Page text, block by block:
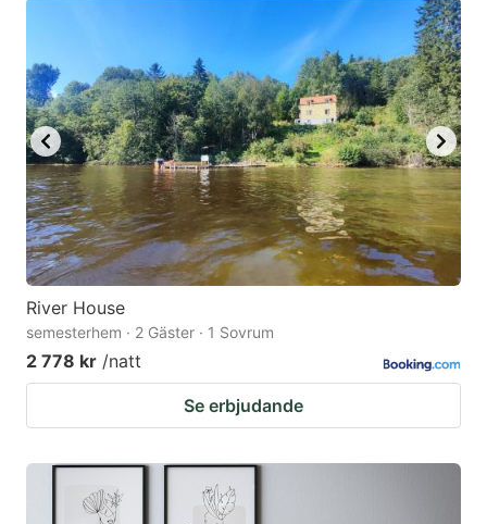
River House
semesterhem · 2 Gäster · 1 Sovrum
2 778 kr /natt
Se erbjudande